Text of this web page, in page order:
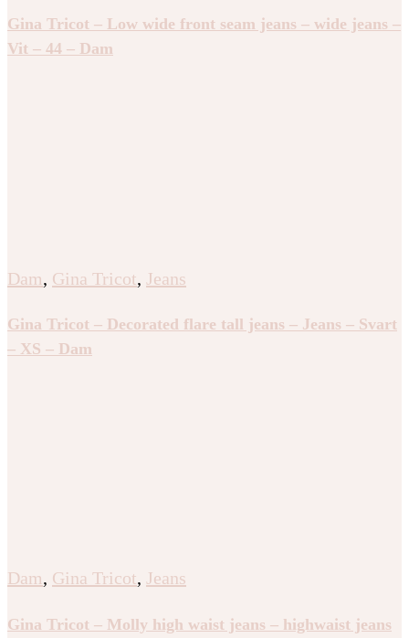
Gina Tricot – Low wide front seam jeans – wide jeans –
Vit – 44 – Dam
Dam, Gina Tricot, Jeans
Gina Tricot – Decorated flare tall jeans – Jeans – Svart
– XS – Dam
Dam, Gina Tricot, Jeans
Gina Tricot – Molly high waist jeans – highwaist jeans